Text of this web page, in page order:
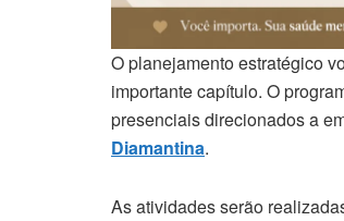
O planejamento estratégico
importante capítulo. O
presenciais direcionados a
Diamantina.
As atividades serão